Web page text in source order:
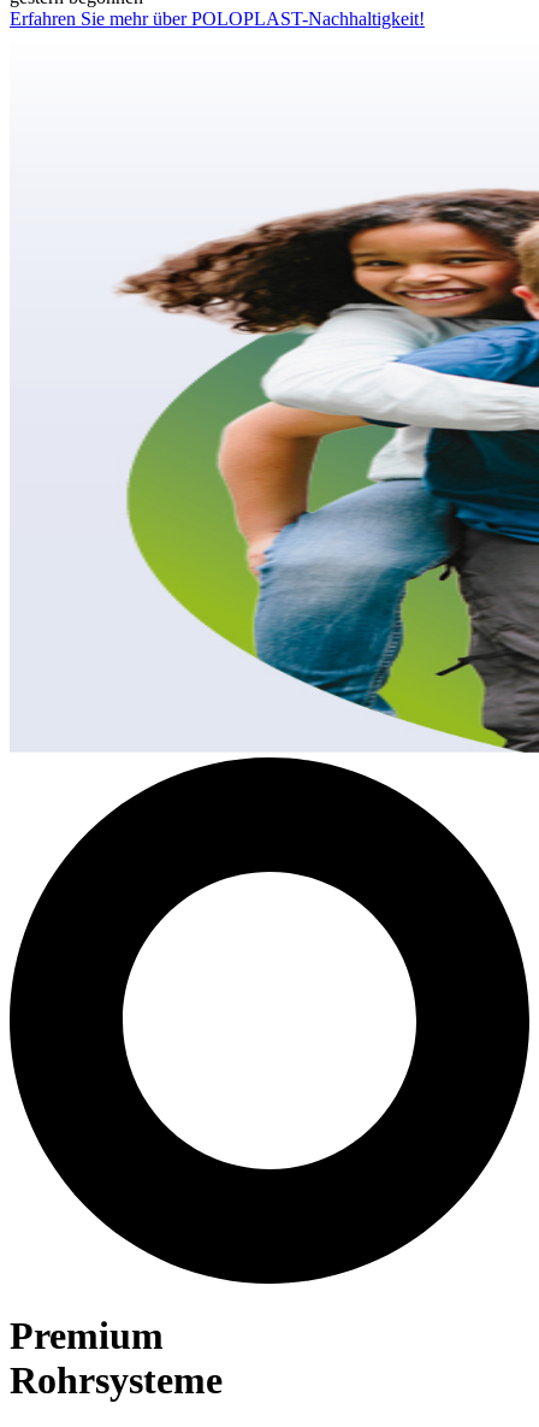
Erfahren Sie mehr über POLOPLAST-Nachhaltigkeit!
Premium
Rohrsysteme